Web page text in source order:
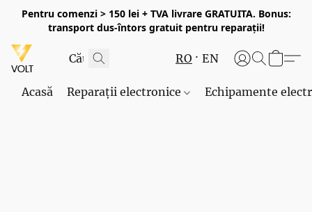
Pentru comenzi > 150 lei + TVA livrare GRATUITA. Bonus:
transport dus-întors gratuit pentru reparații!
RO EN
Acasă Reparații electronice Echipamente